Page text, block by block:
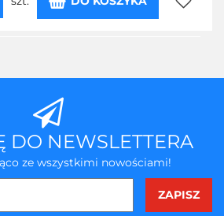
DO NEWSLETTERA
ze wszystkimi nowościami!